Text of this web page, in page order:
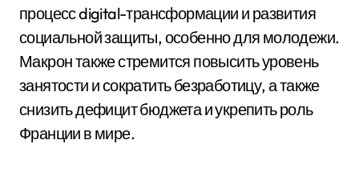
процесс digital-трансформации и развития
социальной защиты, особенно для молодежи.
Макрон также стремится повысить уровень
занятости и сократить безработицу, а также
снизить дефицит бюджета и укрепить роль
Франции в мире.